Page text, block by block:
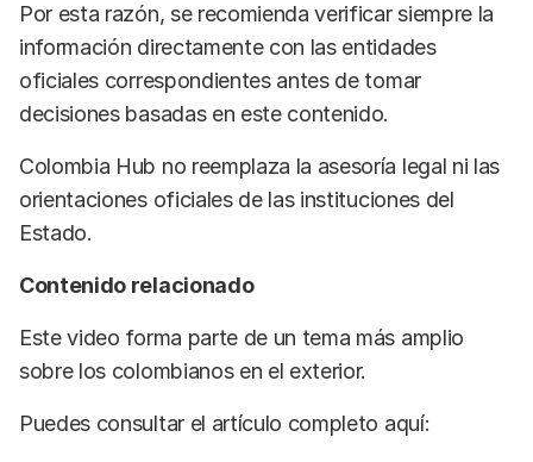
Por esta razón, se recomienda verificar siempre la
información directamente con las entidades
oficiales correspondientes antes de tomar
decisiones basadas en este contenido.
Colombia Hub no reemplaza la asesoría legal ni las
orientaciones oficiales de las instituciones del
Estado.
Contenido relacionado
Este video forma parte de un tema más amplio
sobre los colombianos en el exterior.
Puedes consultar el artículo completo aquí: